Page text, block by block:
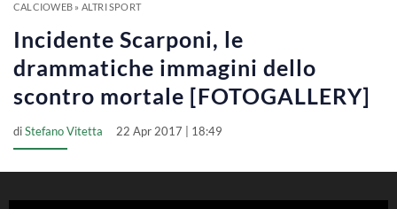
CALCIOWEB» ALTRI SPORT
Incidente Scarponi, le
drammatiche immagini dello
scontro mortale [FOTOGALLERY]
diStefano Vitetta 22 Apr 2017 | 18:49